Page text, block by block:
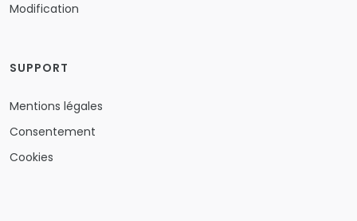
Modification
SUPPORT
Mentions légales
Consentement
Cookies